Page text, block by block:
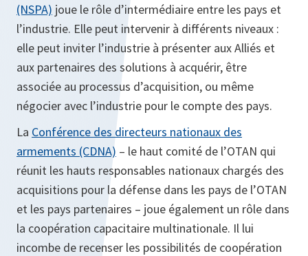
(NSPA) joue le rôle d’intermédiaire entre les pays et
l’industrie. Elle peut intervenir à différents niveaux :
elle peut inviter l’industrie à présenter aux Alliés et
aux partenaires des solutions à acquérir, être
associée au processus d’acquisition, ou même
négocier avec l’industrie pour le compte des pays.
La Conférence des directeurs nationaux des
armements (CDNA) – le haut comité de l’OTAN qui
réunit les hauts responsables nationaux chargés des
acquisitions pour la défense dans les pays de l’OTAN
et les pays partenaires – joue également un rôle dans
la coopération capacitaire multinationale. Il lui
incombe de recenser les possibilités de coopération